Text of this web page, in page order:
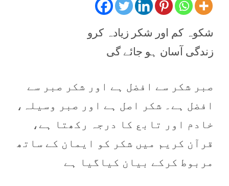
شکوہ کم اور شکر زیادہ کرو
زندگی آسان ہو جائے گی
صبر شکر سے افضل ہے اور شکر صبر سے
افضل ہے۔ شکر اصل ہے اور صبر وسیلہ،
خادم اور تابع کا درجہ رکھتا ہے،
قرآن کریم میں شکر کو ایمان کے ساتھ
مربوط کرکے بیان کیاگیا ہے